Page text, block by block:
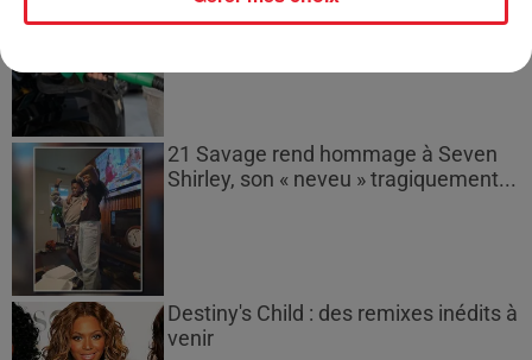
gazole et SP95-E10 au-dessus de...
21 Savage rend hommage à Seven
Shirley, son « neveu » tragiquement...
Destiny's Child : des remixes inédits à
venir